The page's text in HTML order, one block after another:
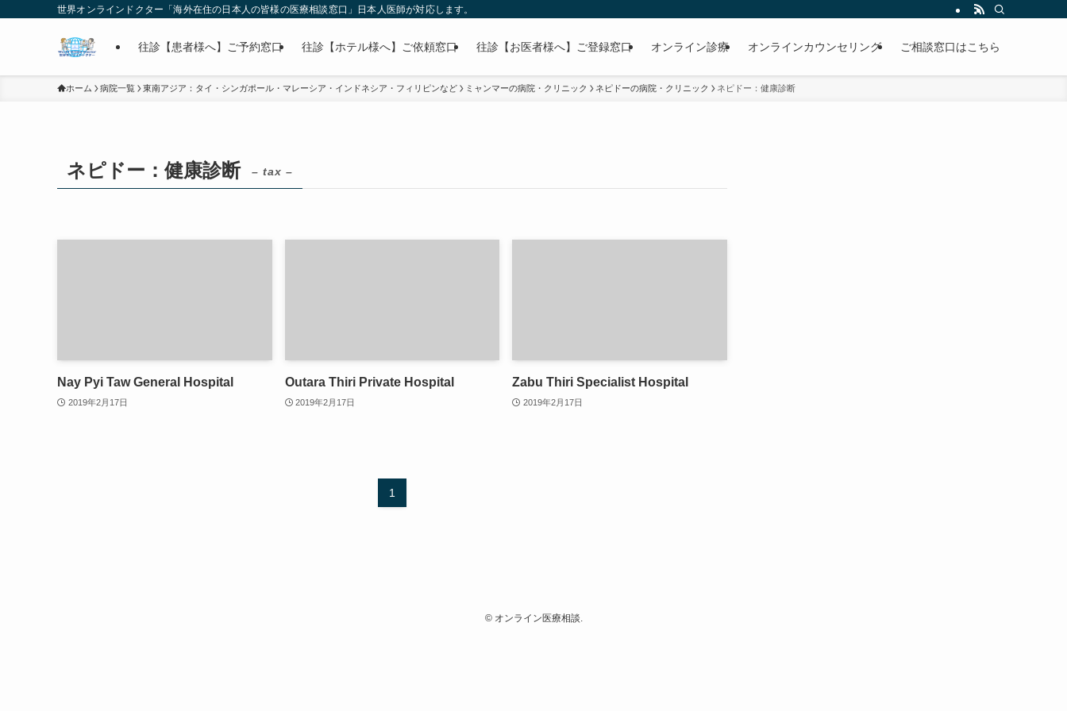
世界オンラインドクター「海外在住の日本人の皆様の医療相談窓口」日本人医師が対応します。
往診【患者様へ】ご予約窓口 往診【ホテル様へ】ご依頼窓口 往診【お医者様へ】ご登録窓口 オンライン診療 オンラインカウンセリング ご相談窓口はこちら
ホーム 病院一覧 東南アジア：タイ・シンガポール・マレーシア・インドネシア・フィリピンなど ミャンマーの病院・クリニック ネピドーの病院・クリニック ネピドー：健康診断
ネピドー：健康診断 – tax –
Nay Pyi Taw General Hospital
2019年2月17日
Outara Thiri Private Hospital
2019年2月17日
Zabu Thiri Specialist Hospital
2019年2月17日
1
©オンライン医療相談.